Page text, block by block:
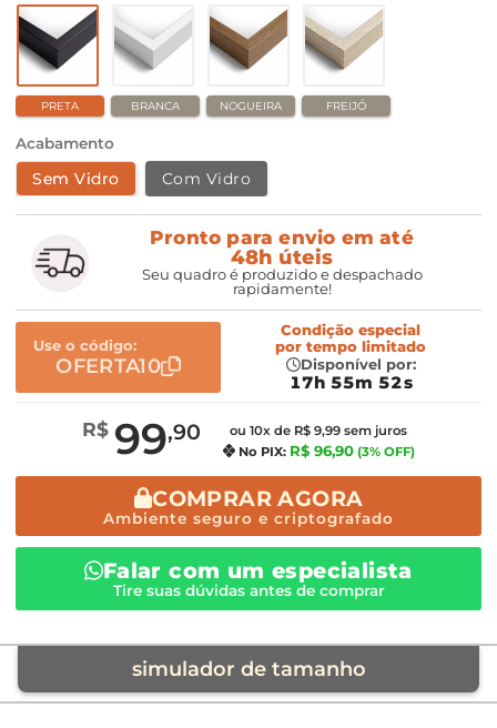
PRETA BRANCA NOGUEIRA FREIJÓ
Acabamento
Sem Vidro Com Vidro
Pronto para envio em até
48h úteis
Seu quadro é produzido e despachado
rapidamente!
Use o código:
OFERTA10
Condição especial
por tempo limitado
Disponível por:
17h 55m 51s
R$ 99,90
ou 10x de R$ 9,99 sem juros
No PIX: R$ 96,90 (3% OFF)
COMPRAR AGORA
Ambiente seguro e criptografado
Falar com um especialista
Tire suas dúvidas antes de comprar
simulador de tamanho